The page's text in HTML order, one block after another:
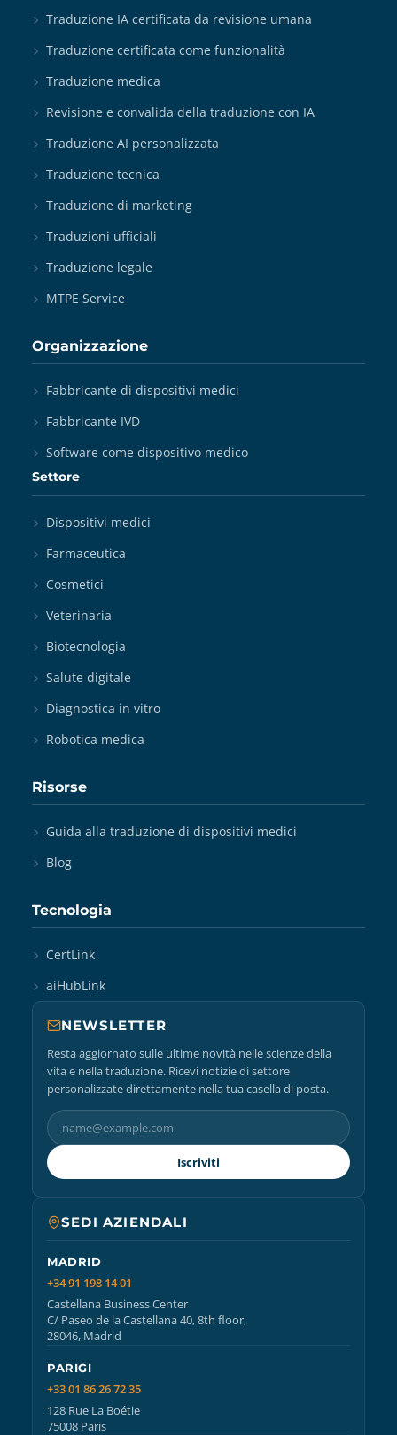
Traduzione IA certificata da revisione umana
Traduzione certificata come funzionalità
Traduzione medica
Revisione e convalida della traduzione con IA
Traduzione AI personalizzata
Traduzione tecnica
Traduzione di marketing
Traduzioni ufficiali
Traduzione legale
MTPE Service
Organizzazione
Fabbricante di dispositivi medici
Fabbricante IVD
Software come dispositivo medico
Settore
Dispositivi medici
Farmaceutica
Cosmetici
Veterinaria
Biotecnologia
Salute digitale
Diagnostica in vitro
Robotica medica
Risorse
Guida alla traduzione di dispositivi medici
Blog
Tecnologia
CertLink
aiHubLink
NEWSLETTER
Resta aggiornato sulle ultime novità nelle scienze della
vita e nella traduzione. Ricevi notizie di settore
personalizzate direttamente nella tua casella di posta.
Iscriviti
SEDI AZIENDALI
MADRID
+34 91 198 14 01
Castellana Business Center
C/ Paseo de la Castellana 40, 8th floor,
28046, Madrid
PARIGI
+33 01 86 26 72 35
128 Rue La Boétie
75008 Paris